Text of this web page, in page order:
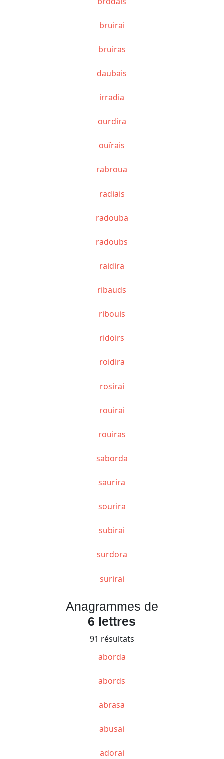
bruirai
bruiras
daubais
irradia
ourdira
ouïrais
rabroua
radiais
radouba
radoubs
raidira
ribauds
ribouis
ridoirs
roidira
rosirai
rouirai
rouiras
saborda
saurira
sourira
subirai
surdora
surirai
Anagrammes de
6 lettres
91 résultats
aborda
abords
abrasa
abusai
adorai